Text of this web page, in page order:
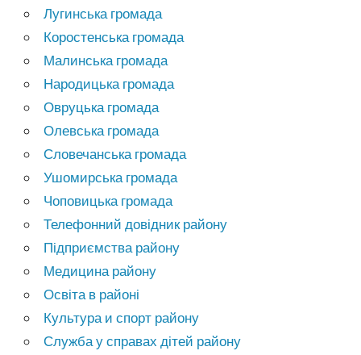
Лугинська громада
Коростенська громада
Малинська громада
Народицька громада
Овруцька громада
Олевська громада
Словечанська громада
Ушомирська громада
Чоповицька громада
Телефонний довідник району
Підприємства району
Медицина району
Освіта в районі
Культура и спорт району
Служба у справах дітей району